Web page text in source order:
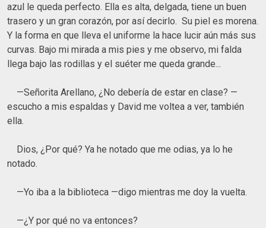
azul le queda perfecto. Ella es alta, delgada, tiene un buen
trasero y un gran corazón, por así decirlo. Su piel es morena.
Y la forma en que lleva el uniforme la hace lucir aún más sus
curvas. Bajo mi mirada a mis pies y me observo, mi falda
llega bajo las rodillas y el suéter me queda grande...
—Señorita Arellano, ¿No debería de estar en clase? —
escucho a mis espaldas y David me voltea a ver, también
ella.
Dios, ¿Por qué? Ya he notado que me odias, ya lo he
notado.
—Yo iba a la biblioteca —digo mientras me doy la vuelta.
—¿Y por qué no va entonces?